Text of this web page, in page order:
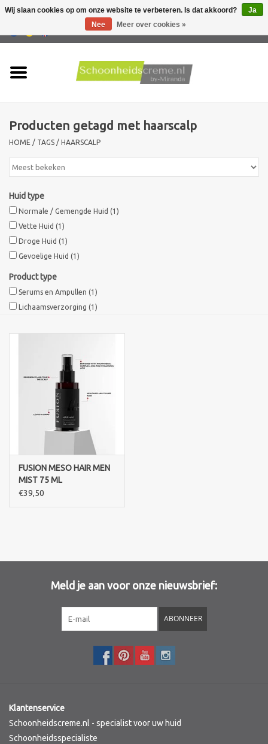
Producten
Huidproblemen
Mannen verzorging
Acties
Nieuw !!
Sothys Paris
Bernard cassiere
Fusion Meso
Ekseption Skincare
Merken
Producten getagd met haarscalp
HOME / TAGS / HAARSCALP
Huid type
Normale / Gemengde Huid (1)
Vette Huid (1)
Droge Huid (1)
Gevoelige Huid (1)
Product type
Serums en Ampullen (1)
Lichaamsverzorging (1)
FUSION MESO HAIR MEN
MIST 75 ML
€39,50
Meld je aan voor onze nieuwsbrief:
ABONNEER
Klantenservice
Schoonheidscreme.nl - specialist voor uw huid
Schoonheidsspecialiste
Wij slaan cookies op om onze website te verbeteren. Is dat akkoord?
Ja
Nee
Meer over cookies »